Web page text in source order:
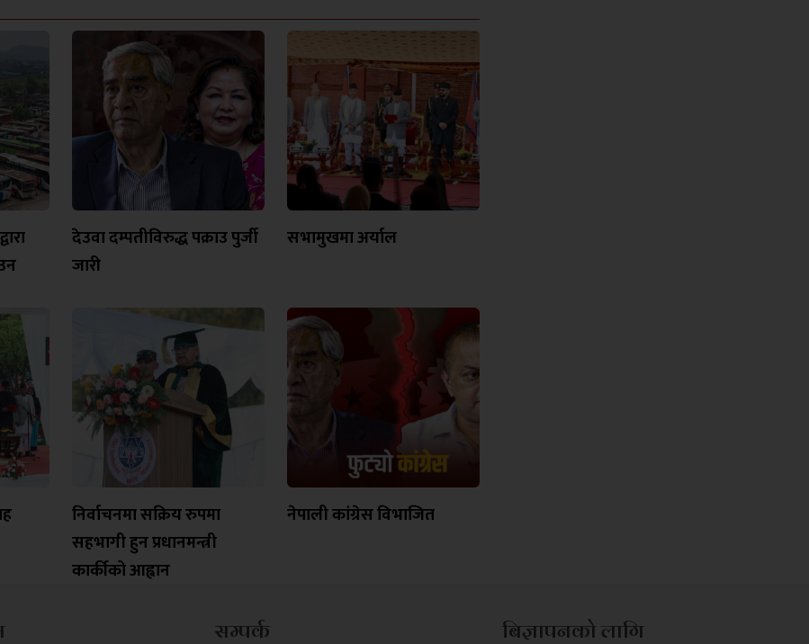
देउवा दम्पतीविरुद्ध पक्राउ पुर्जी
जारी
सभामुखमा अर्याल
निर्वाचनमा सक्रिय रुपमा
सहभागी हुन प्रधानमन्त्री
कार्कीको आह्वान
नेपाली कांग्रेस विभाजित
सम्पर्क बिज्ञापनको लागि